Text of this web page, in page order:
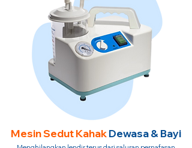
Mesin SedutKahakDewasa & Bayi